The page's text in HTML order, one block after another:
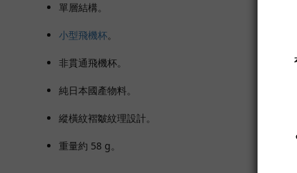
單層結構。
小型飛機杯。
非貫通飛機杯。
純日本國產物料。
縱橫紋褶皺紋理設計。
重量約 58 g。